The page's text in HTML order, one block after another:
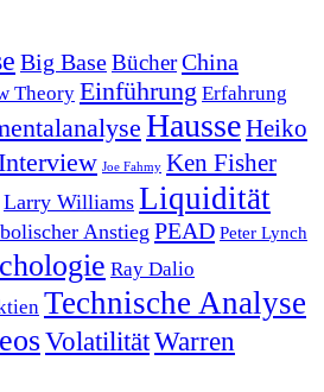
Big BaseBücherChina
Theory Einführung Erfahrung
HausseHeiko
Joe Fahmy Ken Fisher
Larry Williams Liquidität
Anstieg PEAD Peter Lynch
Ray Dalio
Technische Analyse
VolatilitätWarren